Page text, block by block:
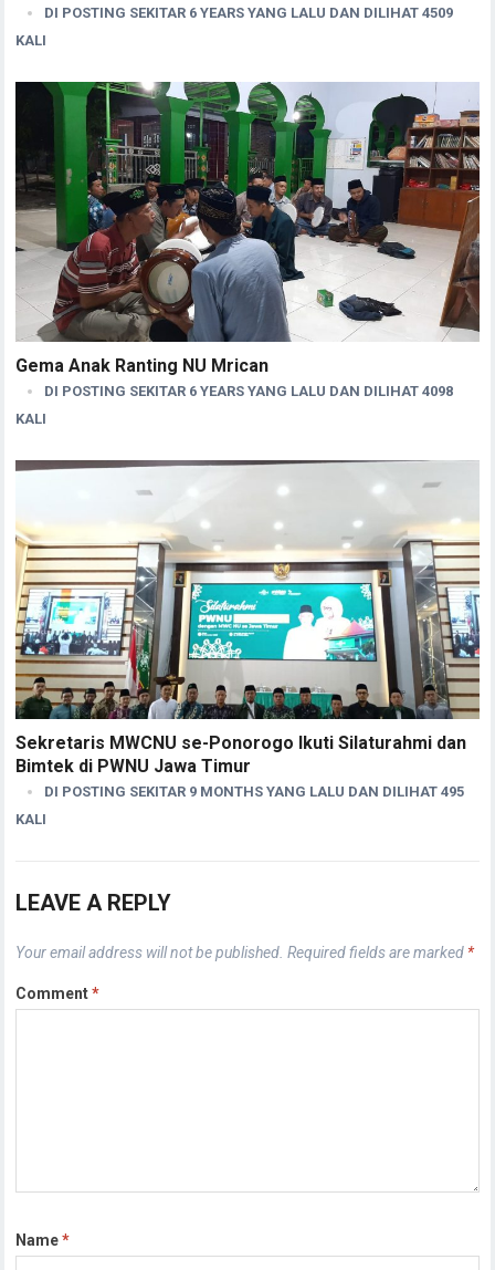
DI POSTING SEKITAR 6 YEARS YANG LALU DAN DILIHAT 4509
KALI
Gema Anak Ranting NU Mrican
DI POSTING SEKITAR 6 YEARS YANG LALU DAN DILIHAT 4098
KALI
Sekretaris MWCNU se-Ponorogo Ikuti Silaturahmi dan
Bimtek di PWNU Jawa Timur
DI POSTING SEKITAR 9 MONTHS YANG LALU DAN DILIHAT 495
KALI
LEAVE A REPLY
Your email address will not be published. Required fields are marked *
Comment*
Name*